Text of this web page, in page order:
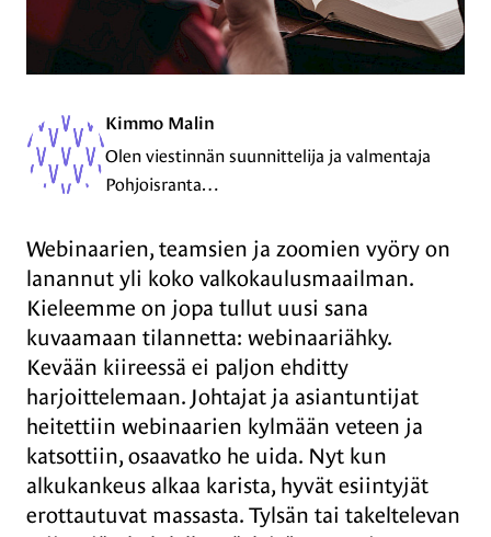
Kimmo Malin
Olen viestinnän suunnittelija ja valmentaja
Pohjoisranta…
Webinaarien, teamsien ja zoomien vyöry on
lanannut yli koko valkokaulusmaailman.
Kieleemme on jopa tullut uusi sana
kuvaamaan tilannetta: webinaariähky.
Kevään kiireessä ei paljon ehditty
harjoittelemaan. Johtajat ja asiantuntijat
heitettiin webinaarien kylmään veteen ja
katsottiin, osaavatko he uida. Nyt kun
alkukankeus alkaa karista, hyvät esiintyjät
erottautuvat massasta. Tylsän tai takeltelevan